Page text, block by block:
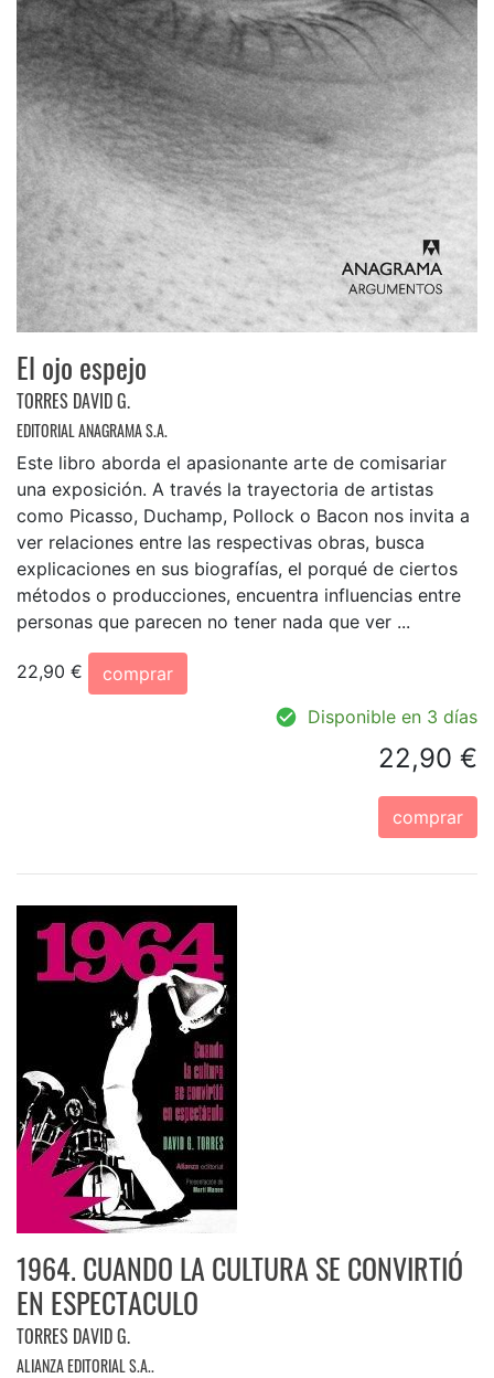
El ojo espejo
TORRES DAVID G.
EDITORIAL ANAGRAMA S.A.
Este libro aborda el apasionante arte de comisariar
una exposición. A través la trayectoria de artistas
como Picasso, Duchamp, Pollock o Bacon nos invita a
ver relaciones entre las respectivas obras, busca
explicaciones en sus biografías, el porqué de ciertos
métodos o producciones, encuentra influencias entre
personas que parecen no tener nada que ver ...
22,90 €
comprar
Disponible en 3 días
22,90 €
comprar
1964. CUANDO LA CULTURA SE CONVIRTIÓ
EN ESPECTACULO
TORRES DAVID G.
ALIANZA EDITORIAL S.A..